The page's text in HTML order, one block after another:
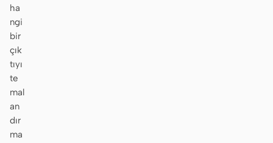
ha
ngi
bir
çık
tıyı
te
mal
an
dır
ma